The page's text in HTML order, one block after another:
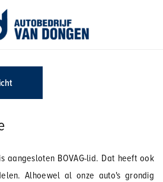
aangesloten BOVAG-lid. Dat heeft ook
Alhoewel al onze auto's grondig